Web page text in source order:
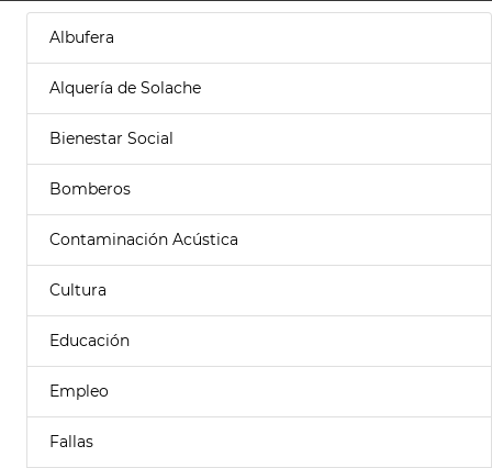
Albufera
Alquería de Solache
Bienestar Social
Bomberos
Contaminación Acústica
Cultura
Educación
Empleo
Fallas